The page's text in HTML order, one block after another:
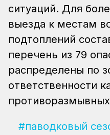
ситуаций. Для
выезда к местам
подтоплений
перечень из 79
распределены по
ответственности
#паводковый